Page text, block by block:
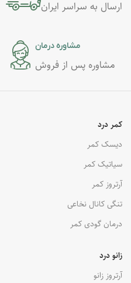
ارسال به سراسر ایران
مشاوره درمان
مشاوره پس از فروش
زانو درد
آرتروز زانو
کمر درد
دیسک کمر
سیاتیک کمر
آرتروز کمر
تنگی کانال نخاعی
درمان گودی کمر